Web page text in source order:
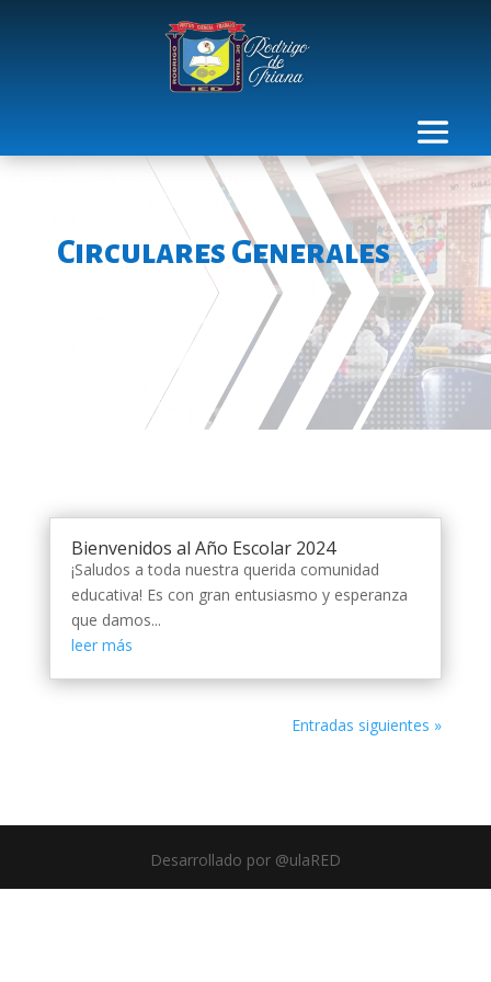
Circulares Generales
Bienvenidos al Año Escolar 2024
¡Saludos a toda nuestra querida comunidad
educativa! Es con gran entusiasmo y esperanza
que damos...
leer más
Entradas siguientes »
Desarrollado por @ulaRED